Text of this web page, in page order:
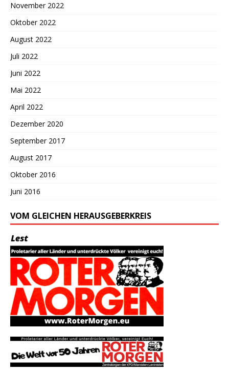
November 2022
Oktober 2022
August 2022
Juli 2022
Juni 2022
Mai 2022
April 2022
Dezember 2020
September 2017
August 2017
Oktober 2016
Juni 2016
VOM GLEICHEN HERAUSGEBERKREIS